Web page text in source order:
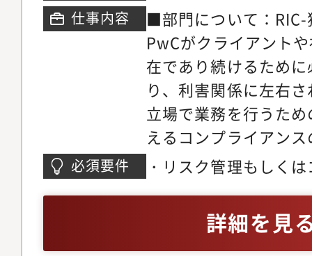
務・独立性規制への
イアンス対応業務・
グ、アンチコラプシ
制への対応・情報セ
ティインシデント対
スクへの対応業務・
るグローバルポリシ
リスクマネジメント
ニュアルの作成及び
メント研修に係る資
ング・リスクマネジ
仕事内容
■部門について：
PwCがクライアント
在であり続けるため
り、利害関係に左右
立場で業務を行うた
えるコンプライアン
約40名ほどのメンバ
士法人など）を横断
の配置・関係者、お
必須要件
・リスク管理もしく
レベルの英語力（読
ば尚可）詳細を見